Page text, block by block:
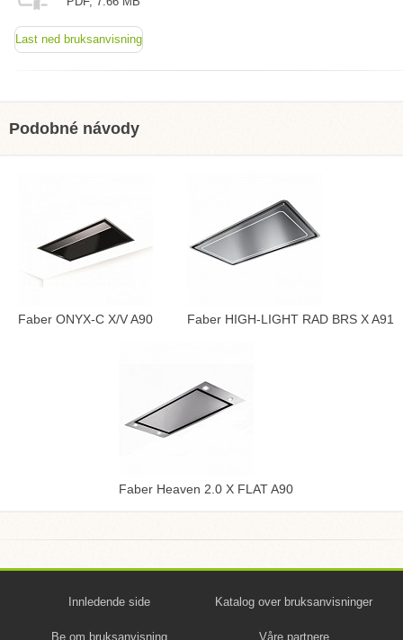
Last ned bruksanvisning
Podobné návody
Faber ONYX-C X/V A90 Faber HIGH-LIGHT RAD BRS X A91
Faber Heaven 2.0 X FLAT A90
Innledende side Katalog over bruksanvisninger
Be om bruksanvisning Våre partnere